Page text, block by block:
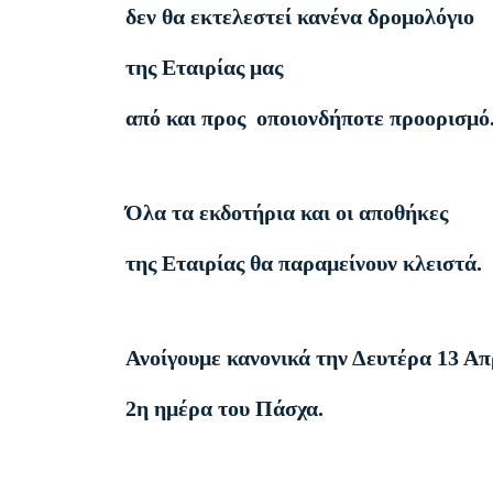
δεν θα εκτελεστεί κανένα δρομολόγιο
της Εταιρίας μας
από και προς οποιονδήποτε προορισμό.
Όλα τα εκδοτήρια και οι αποθήκες
της Εταιρίας θα παραμείνουν κλειστά.
Ανοίγουμε κανονικά την Δευτέρα 13
2η ημέρα του Πάσχα.